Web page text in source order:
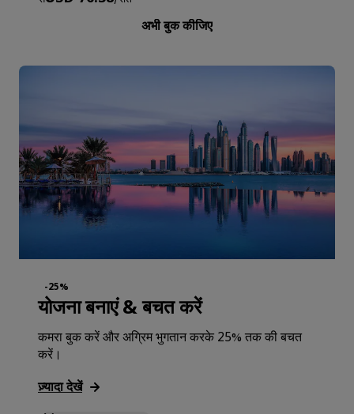
अभी बुक कीजिए
-25%
योजना बनाएं & बचत करें
कमरा बुक करें और अग्रिम भुगतान करके 25% तक की बचत
करें।
ज़्यादा देखें